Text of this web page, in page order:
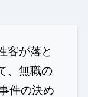
客が落と
、無職の
件の決め